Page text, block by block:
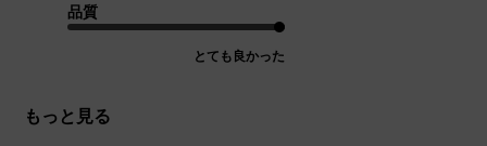
品質
とても良かった
もっと見る